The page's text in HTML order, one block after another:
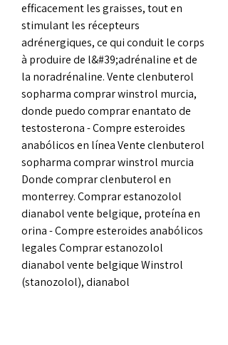
efficacement les graisses, tout en
stimulant les récepteurs
adrénergiques, ce qui conduit le corps
à produire de l&#39;adrénaline et de
la noradrénaline. Vente clenbuterol
sopharma comprar winstrol murcia,
donde puedo comprar enantato de
testosterona - Compre esteroides
anabólicos en línea Vente clenbuterol
sopharma comprar winstrol murcia
Donde comprar clenbuterol en
monterrey. Comprar estanozolol
dianabol vente belgique, proteína en
orina - Compre esteroides anabólicos
legales Comprar estanozolol
dianabol vente belgique Winstrol
(stanozolol), dianabol